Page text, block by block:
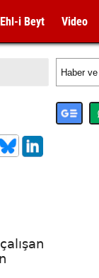
Ehl-i Beyt Video